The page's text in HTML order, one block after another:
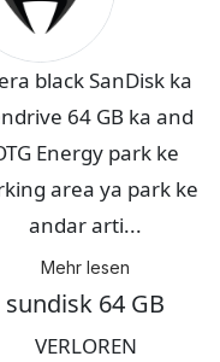
black SanDisk ka
64 GB ka and
Energy park ke
area ya park ke
andar arti...
Mehr lesen
sundisk 64 GB
VERLOREN